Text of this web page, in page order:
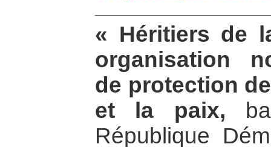
« Héritiers de
organisation
de protection
et la paix,
République